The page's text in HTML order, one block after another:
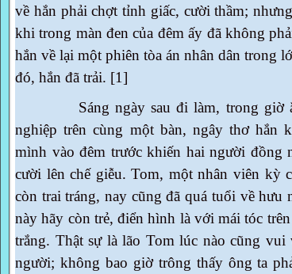
về hắn phải chợt tỉnh giấc, cười thầm;
khi trong màn đen của đêm ấy đã không
hắn về lại một phiên tòa án nhân dân trong
đó, hắn đã trải. [1]
Sáng ngày sau đi làm, trong giờ
nghiệp trên cùng một bàn, ngây thơ hắn
mình vào đêm trước khiến hai người đồng
cười lên chế giễu. Tom, một nhân viên kỳ
còn trai tráng, nay cũng đã quá tuổi về hưu
này hãy còn trẻ, điển hình là với mái tóc
trắng. Thật sự là lão Tom lúc nào cũng
người; không bao giờ trông thấy ông ta